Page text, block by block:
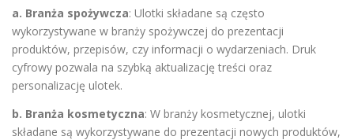
a. Branża spożywcza: Ulotki składane są często
wykorzystywane w branży spożywczej do prezentacji
produktów, przepisów, czy informacji o wydarzeniach. Druk
cyfrowy pozwala na szybką aktualizację treści oraz
personalizację ulotek.
b. Branża kosmetyczna: W branży kosmetycznej, ulotki
składane są wykorzystywane do prezentacji nowych produktów,